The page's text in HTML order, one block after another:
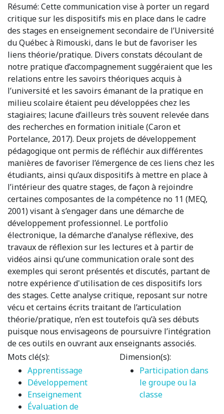
Résumé: Cette communication vise à porter un regard
critique sur les dispositifs mis en place dans le cadre
des stages en enseignement secondaire de l’Université
du Québec à Rimouski, dans le but de favoriser les
liens théorie/pratique. Divers constats découlant de
notre pratique d’accompagnement suggéraient que les
relations entre les savoirs théoriques acquis à
l’université et les savoirs émanant de la pratique en
milieu scolaire étaient peu développées chez les
stagiaires; lacune d’ailleurs très souvent relevée dans
des recherches en formation initiale (Caron et
Portelance, 2017). Deux projets de développement
pédagogique ont permis de réfléchir aux différentes
manières de favoriser l’émergence de ces liens chez les
étudiants, ainsi qu’aux dispositifs à mettre en place à
l’intérieur des quatre stages, de façon à rejoindre
certaines composantes de la compétence no 11 (MEQ,
2001) visant à s’engager dans une démarche de
développement professionnel. Le portfolio
électronique, la démarche d'analyse réflexive, des
travaux de réflexion sur les lectures et à partir de
vidéos ainsi qu’une communication orale sont des
exemples qui seront présentés et discutés, partant de
notre expérience d'utilisation de ces dispositifs lors
des stages. Cette analyse critique, reposant sur notre
vécu et certains écrits traitant de l’articulation
théorie/pratique, n’en est toutefois qu’à ses débuts
puisque nous envisageons de poursuivre l’intégration
de ces outils en ouvrant aux enseignants associés.
Mots clé(s):
Apprentissage
Développement
Enseignement
Évaluation de
Dimension(s):
Participation dans
le groupe ou la
classe